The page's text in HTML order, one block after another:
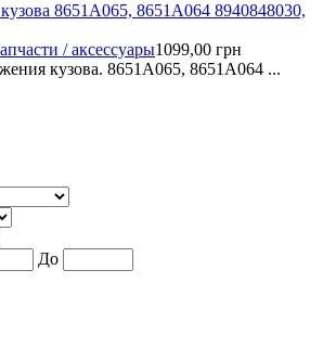
8651A065, 8651A064 8940848030,
/ аксессуары1099,00 грн
кузова. 8651A065, 8651A064 ...
До